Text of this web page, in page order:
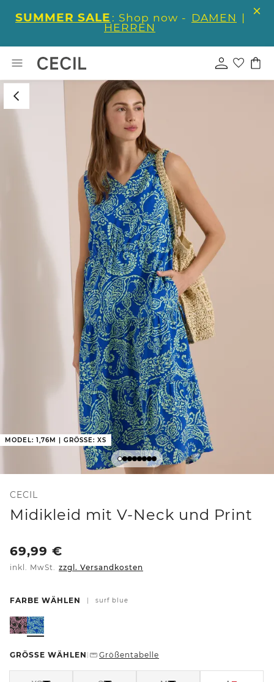
SUMMER SALE : Shop now - DAMEN |
HERREN
MODEL: 1,76M | GRÖSSE: XS
CECIL
Midikleid mit V-Neck und Print
69,99 €
inkl. MwSt. zzgl. Versandkosten
FARBE WÄHLEN surf blue
GRÖSSE WÄHLEN Größentabelle